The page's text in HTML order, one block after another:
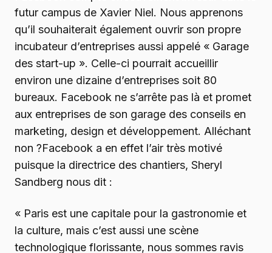
futur campus de Xavier Niel. Nous apprenons
qu’il souhaiterait également ouvrir son propre
incubateur d’entreprises aussi appelé « Garage
des start-up ». Celle-ci pourrait accueillir
environ une dizaine d’entreprises soit 80
bureaux. Facebook ne s’arrête pas là et promet
aux entreprises de son garage des conseils en
marketing, design et développement. Alléchant
non ?Facebook a en effet l’air très motivé
puisque la directrice des chantiers, Sheryl
Sandberg nous dit :
« Paris est une capitale pour la gastronomie et
la culture, mais c’est aussi une scène
technologique florissante, nous sommes ravis